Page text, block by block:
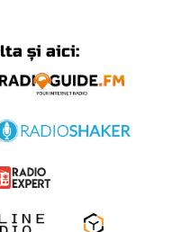
și aici: